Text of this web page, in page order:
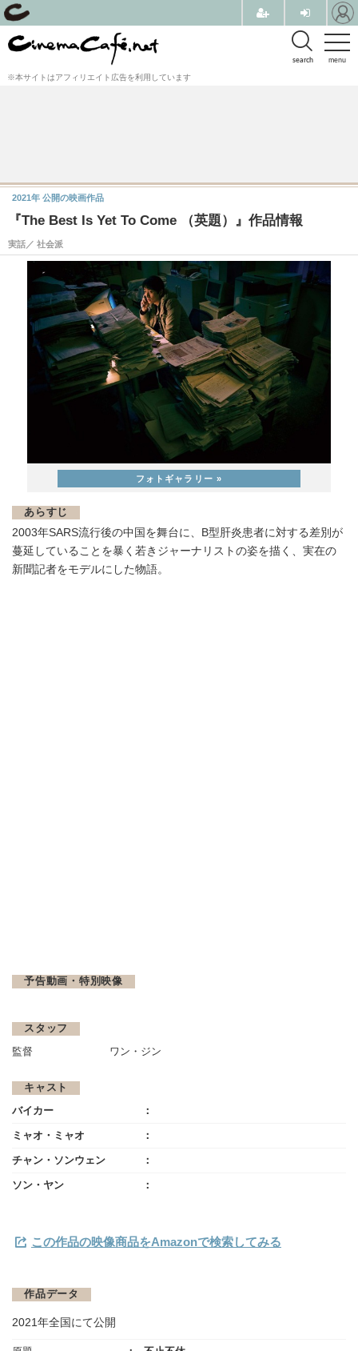
menu
search
※本サイトはアフィリエイト広告を利用しています
『The Best Is Yet To Come （英題）』作品情報
実話／ 社会派
2021年 公開の映画作品
あらすじ
2003年SARS流行後の中国を舞台に、B型肝炎患者に対する差別が
蔓延していることを暴く若きジャーナリストの姿を描く、実在の
新聞記者をモデルにした物語。
予告動画・特別映像
スタッフ
監督 ワン・ジン
キャスト
バイカー
ミャオ・ミャオ
チャン・ソンウェン
ソン・ヤン
この作品の映像商品をAmazonで検索してみる
作品データ
2021年全国にて公開